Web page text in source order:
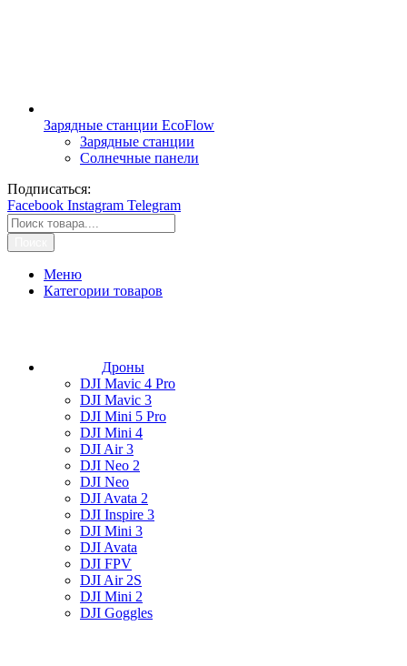
Зарядные станции EcoFlow
Зарядные станции
Солнечные панели
Подписаться:
Facebook Instagram Telegram
Меню
Категории товаров
Дроны
DJI Mavic 4 Pro
DJI Mavic 3
DJI Mini 5 Pro
DJI Mini 4
DJI Air 3
DJI Neo 2
DJI Neo
DJI Avata 2
DJI Inspire 3
DJI Mini 3
DJI Avata
DJI FPV
DJI Air 2S
DJI Mini 2
DJI Goggles